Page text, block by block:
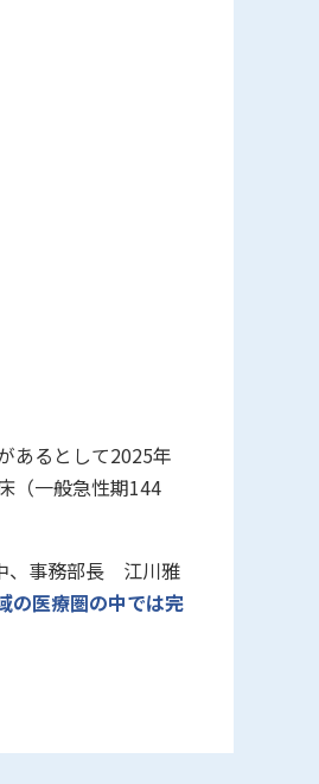
あるとして2025年
（一般急性期144
、事務部長 江川雅
の医療圏の中では完